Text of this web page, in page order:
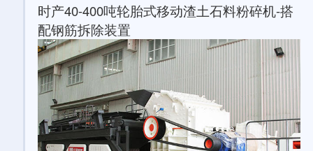
时产40-400吨轮胎式移动渣土石料粉碎机-搭
配钢筋拆除装置